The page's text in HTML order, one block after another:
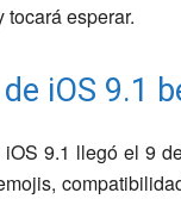
esperar.
iOS 9.1
9.1 llegó el 9